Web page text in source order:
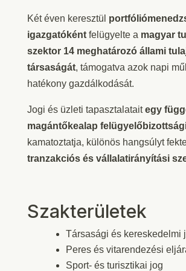
Két éven keresztül
igazgatókéntfelügyelte a magyar
szektor 14 meghatározó állami
társaságát, támogatva azok napi
hatékony gazdálkodását.
Jogi és üzleti tapasztalataitegy
magántőkealap
kamatoztatja, különös hangsúlyt
tranzakciós és vállalatirányítási
Szakterületek
Társasági és kereskedelmi
Peres és vitarendezési
Sport- és turisztikai jog